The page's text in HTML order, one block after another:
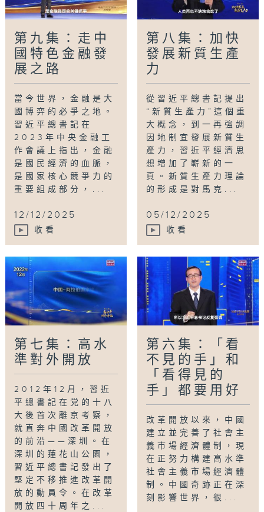
第九集：走中
國特色金融發
展之路
當今世界，金融是大
國博弈的必爭之地。
習近平總書記在
2023年中央金融工
作會議上指出，金融
是國民經濟的血脈，
是國家核心競爭力的
重要組成部分，...
12/12/2025
收看
第八集：加快
發展新質生產
力
從習近平總書記提出
“新質生產力”這個重
大概念，到一再強調
因地制宜發展新質生
產力，習近平經濟思
想增加了嶄新的一
頁。新質生產力理論
的形成是對馬克...
05/12/2025
收看
第七集：高水
準對外開放
2012年12月，習近
平總書記在党的十八
大後首次離京考察，
就直奔中國改革開放
的前沿——深圳。在
深圳的蓮花山公園，
習近平總書記發出了
堅定不移推進改革開
放的動員令。在改革
開放四十周年之...
第六集：「看
不見的手」和
「看得見的
手」都要用好
改革開放以來，中國
建立並完善了社會主
義市場經濟體制，現
在正努力構建高水準
社會主義市場經濟體
制。中國奇跡正在深
刻影響世界，很...